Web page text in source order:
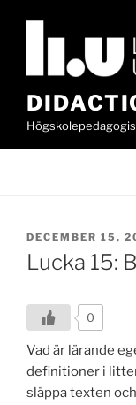
POSTED
ON
DECEMBER 15,
Lucka 15:
0
Vad är lärande
definitioner i
släppa texten